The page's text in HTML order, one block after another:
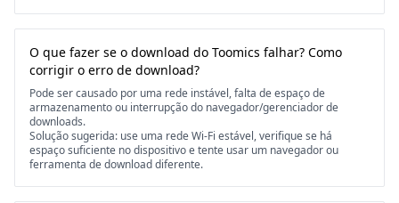
O que fazer se o download do Toomics falhar? Como
corrigir o erro de download?
Pode ser causado por uma rede instável, falta de espaço de
armazenamento ou interrupção do navegador/gerenciador de
downloads.
Solução sugerida: use uma rede Wi-Fi estável, verifique se há
espaço suficiente no dispositivo e tente usar um navegador ou
ferramenta de download diferente.